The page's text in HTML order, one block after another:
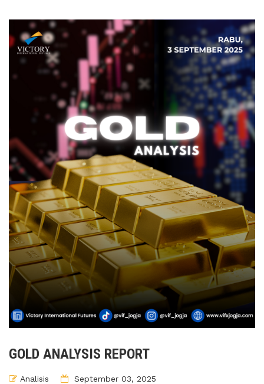
GOLD ANALYSIS REPORT
Analisis September 03, 2025